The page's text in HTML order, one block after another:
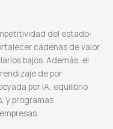
del estado:
cadenas de valor
bajos. Además, el
de por
por IA, equilibrio
y programas